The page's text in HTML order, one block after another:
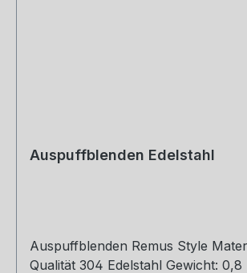
Auspuffblenden Edelstahl
Auspuffblenden Remus Style
Qualität 304 Edelstahl Gewicht: 0,8